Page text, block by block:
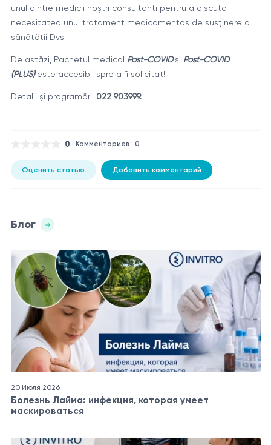
unul dintre medicii noștri consultanți pentru a discuta
necesitatea unui tratament medicamentos de susținere a
sănătății Dvs.
De astăzi, Pachetul medical Post-COVIDși Post-COVID
(PLUS)este accesibil spre a fi solicitat!
Detalii și programări: 022 903999.
0 Комментариев : 0
Оценить статью Добавить комментарий
Блог
20 Июля 2026
Болезнь Лайма: инфекция, которая умеет
маскироваться